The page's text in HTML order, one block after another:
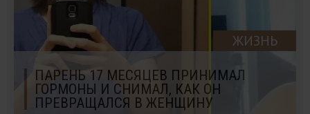
ЖИЗНЬ
ПАРЕНЬ 17 МЕСЯЦЕВ ПРИНИМАЛ
ГОРМОНЫ И СНИМАЛ, КАК ОН
ПРЕВРАЩАЛСЯ В ЖЕНЩИНУ